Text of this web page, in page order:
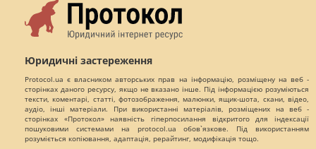
Юридичні застереження
Protocol.ua є власником авторських прав на інформацію, розміщену на веб -
сторінках даного ресурсу, якщо не вказано інше. Під інформацією розуміються
тексти, коментарі, статті, фотозображення, малюнки, ящик-шота, скани, відео,
аудіо, інші матеріали. При використанні матеріалів, розміщених на веб -
сторінках «Протокол» наявність гіперпосилання відкритого для індексації
пошуковими системами на protocol.ua обов`язкове. Під використанням
розуміється копіювання, адаптація, рерайтинг, модифікація тощо.